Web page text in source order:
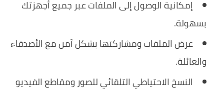
إمكانية الوصول إلى الملفات عبر جميع أجهزتك
بسهولة.
عرض الملفات ومشاركتها بشكل آمن مع الأصدقاء
والعائلة.
النسخ الاحتياطي التلقائي للصور ومقاطع الفيديو